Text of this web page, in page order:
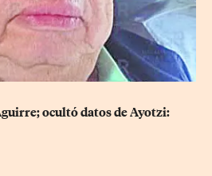
ocultó datos de Ayotzi: